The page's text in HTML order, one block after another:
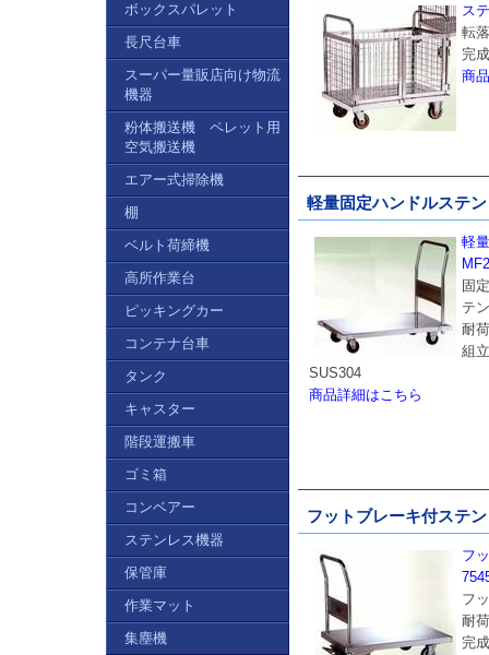
ス
転
完
商
軽量固定ハンドルステ
軽
固
テ
耐
組
SUS304
商品詳細はこちら
フットブレーキ付ステ
フ
フ
耐
完
ボックスパレット
長尺台車
スーパー量販店向け物流
機器
粉体搬送機 ペレット用
空気搬送機
エアー式掃除機
棚
ベルト荷締機
高所作業台
ピッキングカー
コンテナ台車
タンク
キャスター
階段運搬車
ゴミ箱
コンベアー
ステンレス機器
保管庫
作業マット
集塵機